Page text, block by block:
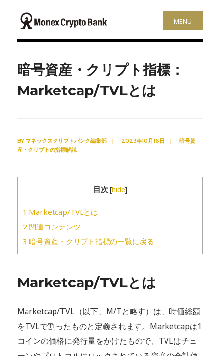
MENU
暗号資産・クリプト指標：
Marketcap/TVLとは
BY マネックスクリプトバンク編集部 | 2023年10月16日 |
暗号資
産・クリプトの指標解説
目次 [hide]
1 Marketcap/TVLとは
2 関連コンテンツ
3 暗号資産・クリプト指標の一覧に戻る
Marketcap/TVLとは
Marketcap/TVL（以下、M/Tと略す）は、時価総額
をTVLで割ったものと定義されます。Marketcapは1
コインの価格に発行量をかけたもので、TVLはチェ